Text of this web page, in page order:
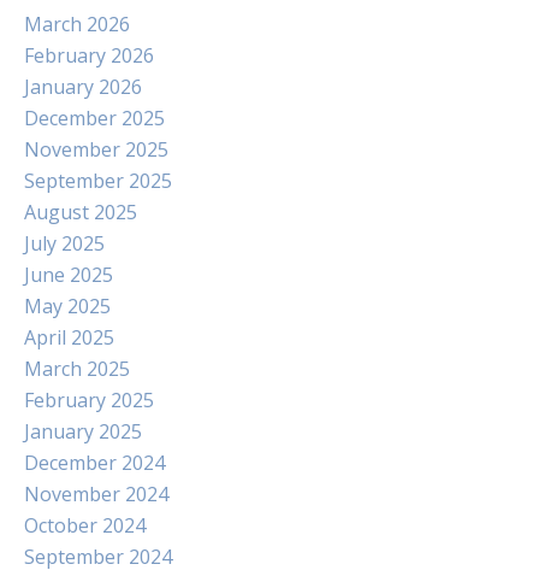
March 2026
February 2026
January 2026
December 2025
November 2025
September 2025
August 2025
July 2025
June 2025
May 2025
April 2025
March 2025
February 2025
January 2025
December 2024
November 2024
October 2024
September 2024